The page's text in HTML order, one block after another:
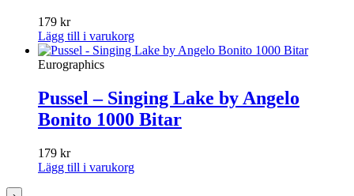
179 kr
Lägg till i varukorg
Eurographics
Pussel – Singing Lake by Angelo
Bonito 1000 Bitar
179 kr
Lägg till i varukorg